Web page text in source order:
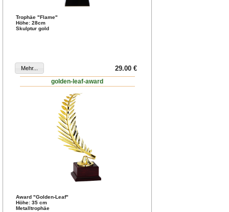
Trophäe "Flame"
Höhe: 28cm
Skulptur gold
29.00 €
golden-leaf-award
Award "Golden-Leaf"
Höhe: 35 cm
Metalltrophäe